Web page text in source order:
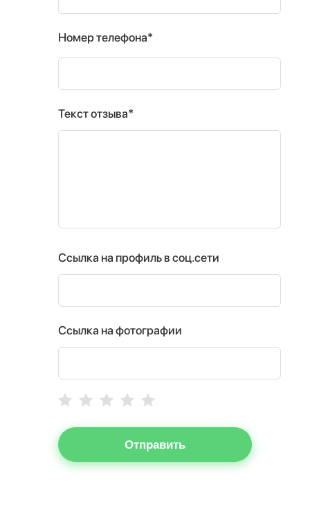
Номер телефона*
Текст отзыва*
Ссылка на профиль в соц.сети
Ссылка на фотографии
Отправить